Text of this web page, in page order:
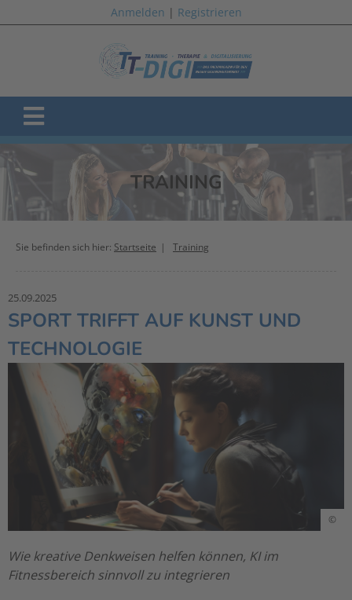
Anmelden | Registrieren
TRAINING
Sie befinden sich hier: Startseite Training
25.09.2025
SPORT TRIFFT AUF KUNST UND
TECHNOLOGIE
©
Wie kreative Denkweisen helfen können, KI im
Fitnessbereich sinnvoll zu integrieren